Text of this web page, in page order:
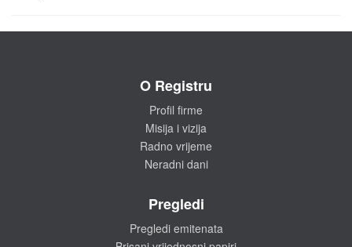
O Registru
Profil firme
Misija i vizija
Radno vrijeme
Neradni dani
Pregledi
Pregledi emitenata